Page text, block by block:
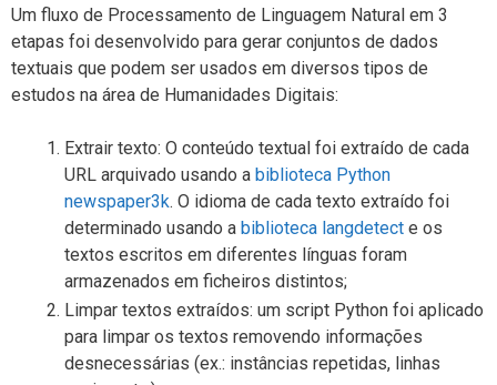
Um fluxo de Processamento de Linguagem Natural em 3
etapas foi desenvolvido para gerar conjuntos de dados
textuais que podem ser usados ​​em diversos tipos de
estudos na área de Humanidades Digitais:
Extrair texto: O conteúdo textual foi extraído de cada
URL arquivado usando a biblioteca Python
newspaper3k. O idioma de cada texto extraído foi
determinado usando a biblioteca langdetect e os
textos escritos em diferentes línguas foram
armazenados em ficheiros distintos;
Limpar textos extraídos: um script Python foi aplicado
para limpar os textos removendo informações
desnecessárias (ex.: instâncias repetidas, linhas